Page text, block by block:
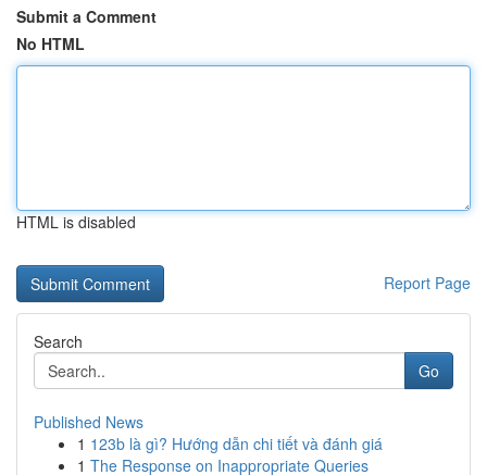
Submit a Comment
No HTML
HTML is disabled
Report Page
Search
Go
Published News
1 123b là gì? Hướng dẫn chi tiết và đánh giá
1 The Response on Inappropriate Queries